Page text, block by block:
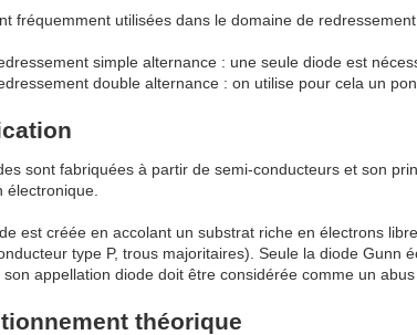
fréquemment utilisées dans le domaine de
simple alternance : une seule diode est
double alternance : on utilise pour cela un
sont fabriquées à partir de semi-conducteurs et son
électronique.
est créée en accolant un substrat riche en électrons
type P, trous majoritaires). Seule la diode
son appellation diode doit être considérée comme un
théorique